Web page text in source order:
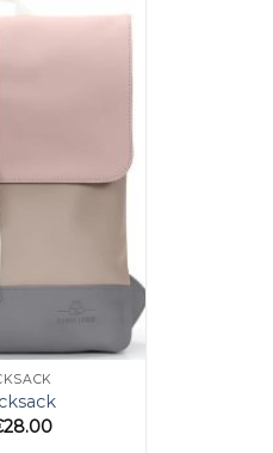
28.00